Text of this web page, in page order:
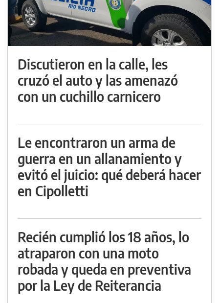
Discutieron en la calle, les
cruzó el auto y las amenazó
con un cuchillo carnicero
Le encontraron un arma de
guerra en un allanamiento y
evitó el juicio: qué deberá hacer
en Cipolletti
Recién cumplió los 18 años, lo
atraparon con una moto
robada y queda en preventiva
por la Ley de Reiterancia